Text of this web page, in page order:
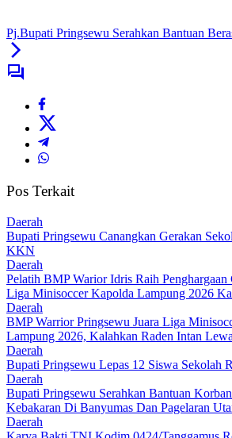
Pj.Bupati Pringsewu Serahkan Bantuan
Pos Terkait
Daerah
Bupati Pringsewu Canangkan Gerakan
KKN
Daerah
Pelatih BMP Warior Idris Raih
Liga Minisoccer Kapolda Lampung 2026
Daerah
BMP Warrior Pringsewu Juara Liga
Lampung 2026, Kalahkan Raden Intan
Daerah
Bupati Pringsewu Lepas 12 Siswa Sekolah
Daerah
Bupati Pringsewu Serahkan Bantuan
Kebakaran Di Banyumas Dan Pagelaran
Daerah